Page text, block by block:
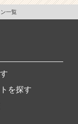
一覧
を探す